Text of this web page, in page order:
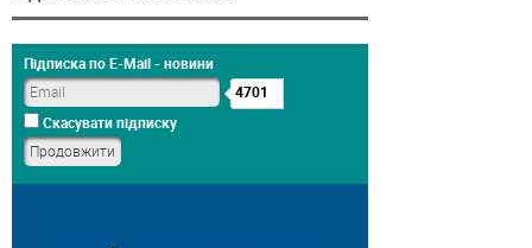
Підписка по E-Mail - новини
4701
Скасувати підписку